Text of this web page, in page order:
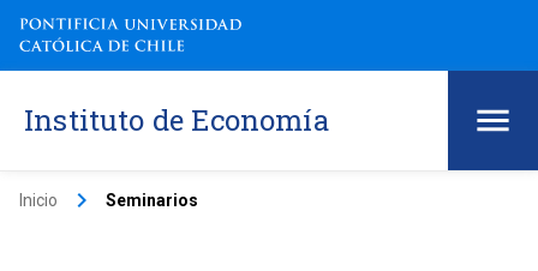
Instituto de Economía
Inicio keyboard_arrow_right Seminarios